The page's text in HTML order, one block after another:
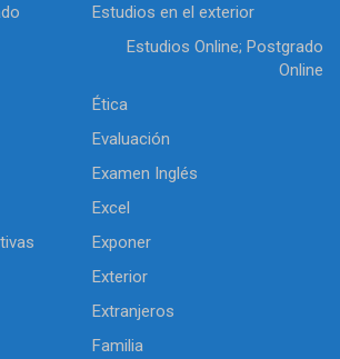
Estudios en el exterior
Estudios Online; Postgrado
Online
Ética
Evaluación
Examen Inglés
Excel
Exponer
Exterior
Extranjeros
Familia